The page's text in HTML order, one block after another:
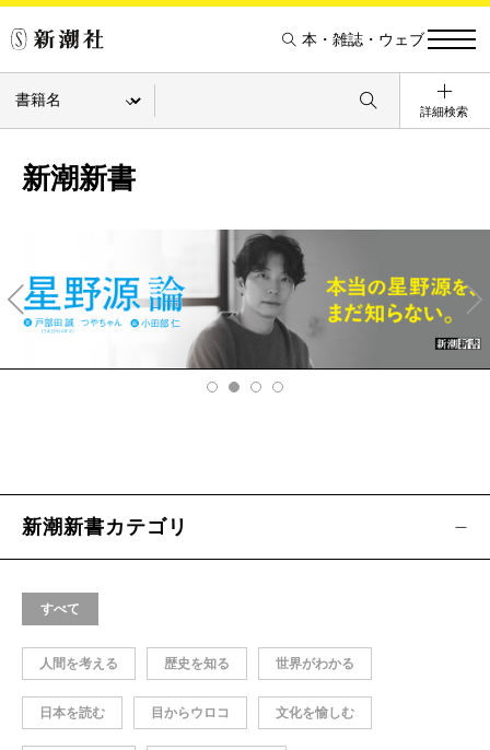
本・雑誌・ウェブ
詳細検索
新潮新書
v
Ne
xt
新潮新書カテゴリ
すべて
人間を考える 歴史を知る 世界がわかる
日本を読む 目からウロコ 文化を愉しむ